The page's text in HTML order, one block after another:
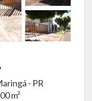
- PR
m²